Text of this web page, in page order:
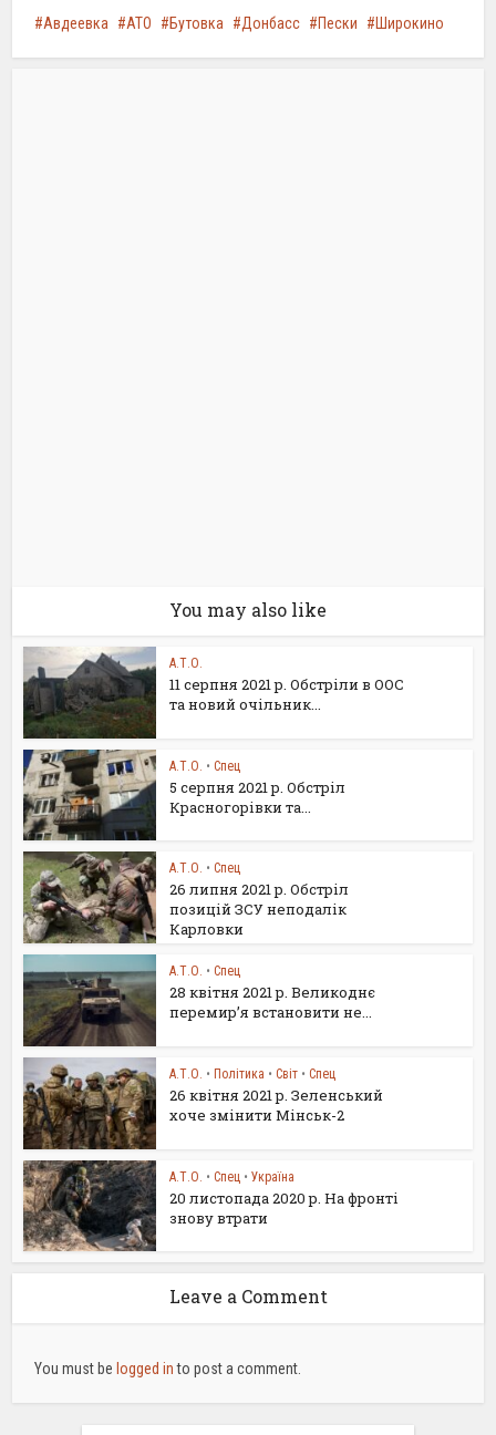
Авдеевка АТО Бутовка Донбасс Пески Широкино
You may also like
А.Т.О.
11 серпня 2021 р. Обстріли в ООС
та новий очільник...
А.Т.О. • Спец
5 серпня 2021 р. Обстріл
Красногорівки та...
А.Т.О. • Спец
26 липня 2021 р. Обстріл
позицій ЗСУ неподалік
Карловки
А.Т.О. • Спец
28 квітня 2021 р. Великоднє
перемир’я встановити не...
А.Т.О. • Політика • Світ • Спец
26 квітня 2021 р. Зеленський
хоче змінити Мінськ-2
А.Т.О. • Спец • Україна
20 листопада 2020 р. На фронті
знову втрати
Leave a Comment
You must be logged into post a comment.